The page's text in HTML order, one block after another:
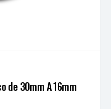
de 30mm A 16mm